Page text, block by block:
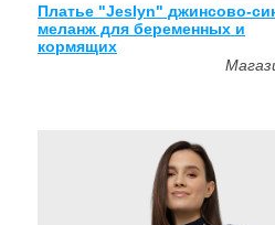
Платье "Jeslyn" джинсово-
меланж для беременных и
кормящих